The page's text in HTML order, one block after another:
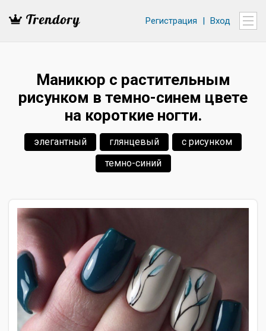
Регистрация | Вход
Маникюр с растительным
рисунком в темно-синем цвете
на короткие ногти.
элегантный глянцевый
с рисунком
темно-синий